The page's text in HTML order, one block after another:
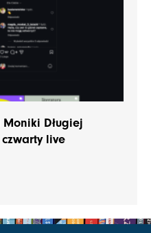
Moniki Długiej
live